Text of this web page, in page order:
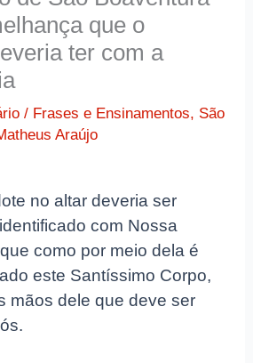
que o
ter com a
/ Frases e Ensinamentos, São
Araújo
no altar deveria ser
com Nossa
como por meio dela é
este Santíssimo Corpo,
mãos dele que deve ser